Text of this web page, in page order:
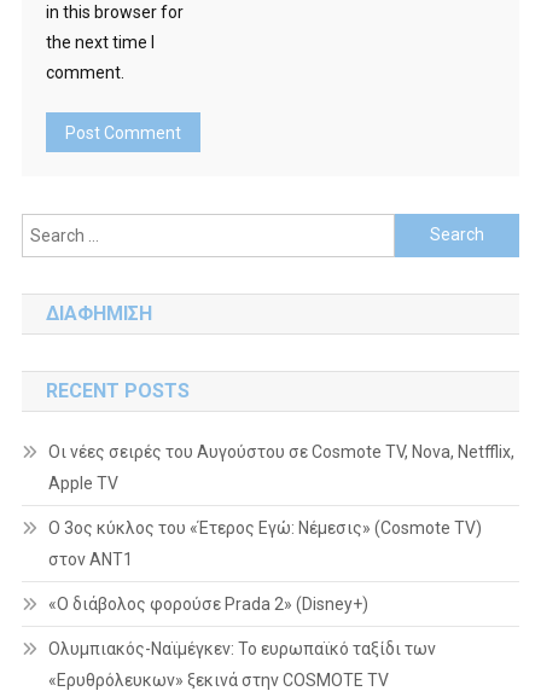
in this browser for
the next time I
comment.
Search
for:
ΔΙΑΦΗΜΙΣΗ
RECENT POSTS
Οι νέες σειρές του Αυγούστου σε Cosmote TV, Nova, Netfflix,
Apple TV
Ο 3ος κύκλος του «Έτερος Εγώ: Νέμεσις» (Cosmote TV)
στον ΑΝΤ1
«Ο διάβολος φορούσε Prada 2» (Disney+)
Ολυμπιακός-Ναϊμέγκεν: Το ευρωπαϊκό ταξίδι των
«Ερυθρόλευκων» ξεκινά στην COSMOTE TV